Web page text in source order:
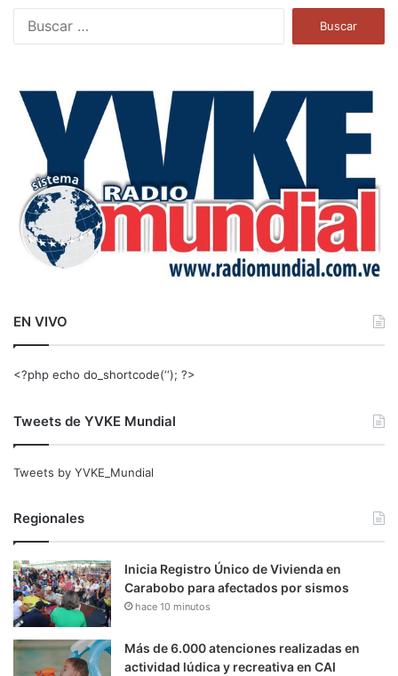
a
EN VIVO
<?php echo do_shortcode(‘‘); ?>
Tweets de YVKE Mundial
Tweets by YVKE_Mundial
Regionales
Inicia Registro Único de Vivienda en
Carabobo para afectados por sismos
hace 10 minutos
Más de 6.000 atenciones realizadas en
actividad lúdica y recreativa en CAI